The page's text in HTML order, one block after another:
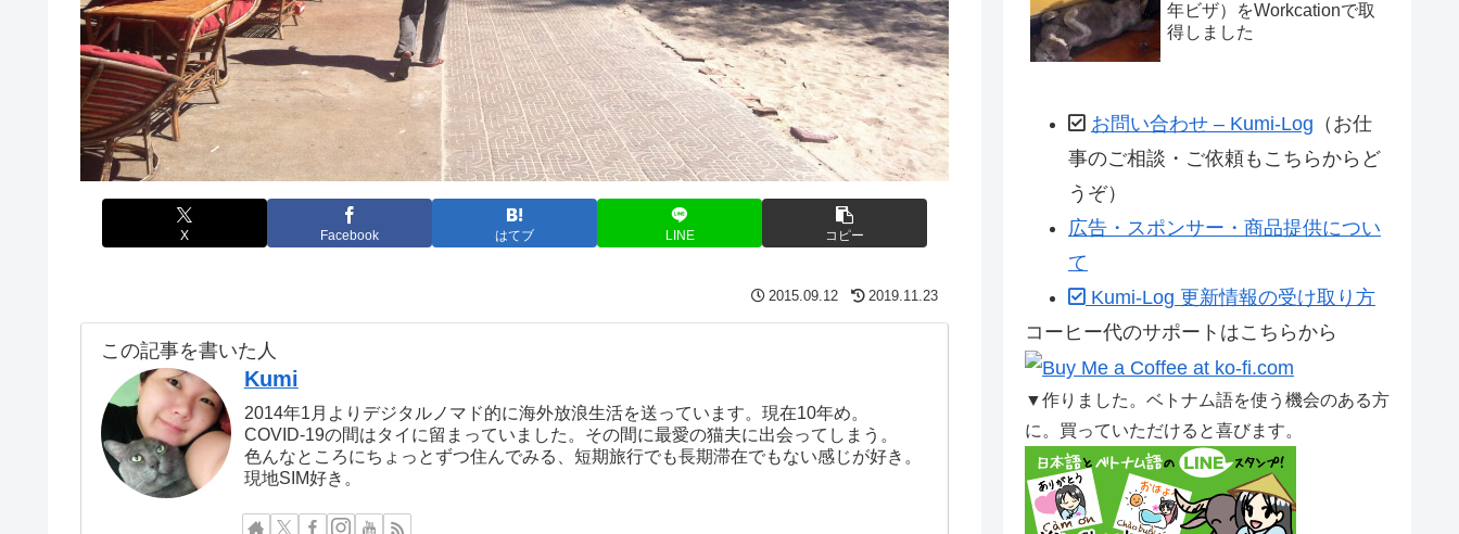
X Facebook はてブ LINE コピー
2015.09.12 2019.11.23
この記事を書いた人
Kumi
2014年1月よりデジタルノマド的に海外放浪生活を送っています。現在10年め。
COVID-19の間はタイに留まっていました。その間に最愛の猫夫に出会ってしまう。
色んなところにちょっとずつ住んでみる、短期旅行でも長期滞在でもない感じが好き。
現地SIM好き。
年ビザ）をWorkcationで取
得しました
お問い合わせ – Kumi-Log （お仕
事のご相談・ご依頼もこちらからど
うぞ）
広告・スポンサー・商品提供につい
て
Kumi-Log 更新情報の受け取り方
コーヒー代のサポートはこちらから
▼作りました。ベトナム語を使う機会のある方
に。買っていただけると喜びます。